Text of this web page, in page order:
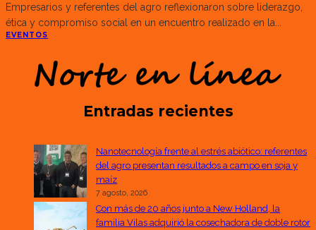
Empresarios y referentes del agro reflexionaron sobre liderazgo,
ética y compromiso social en un encuentro realizado en la
EVENTOS
Entradas recientes
Nanotecnología frente al estrés abiótico: referentes
del agro presentan resultados a campo en soja y
maíz
7 agosto, 2026
Con más de 20 años junto a New Holland, la
familia Vilas adquirió la cosechadora de doble rotor